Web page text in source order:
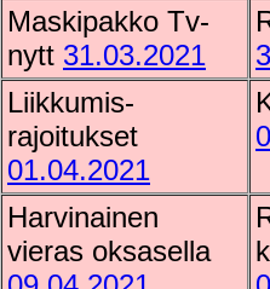
Maskipakko Tv-
nytt 31.03.2021
Liikkumis-
rajoitukset
01.04.2021
Harvinainen
vieras oksasella